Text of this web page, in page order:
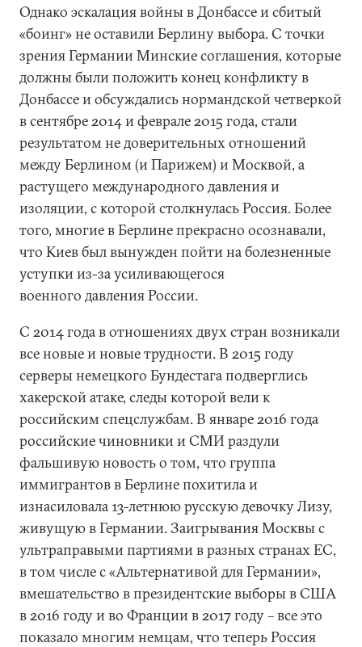
Однако эскалация войны в Донбассе и сбитый
«боинг» не оставили Берлину выбора. С точки
зрения Германии Минские соглашения, которые
должны были положить конец конфликту в
Донбассе и обсуждались нормандской четверкой
в сентябре 2014 и феврале 2015 года, стали
результатом не доверительных отношений
между Берлином (и Парижем) и Москвой, а
растущего международного давления и
изоляции, с которой столкнулась Россия. Более
того, многие в Берлине прекрасно осознавали,
что Киев был вынужден пойти на болезненные
уступки из-за усиливающегося
военного давления России.
С 2014 года в отношениях двух стран возникали
все новые и новые трудности. В 2015 году
серверы немецкого Бундестага подверглись
хакерской атаке, следы которой вели к
российским спецслужбам. В январе 2016 года
российские чиновники и СМИ раздули
фальшивую новость о том, что группа
иммигрантов в Берлине похитила и
изнасиловала 13-летнюю русскую девочку Лизу,
живущую в Германии. Заигрывания Москвы с
ультраправыми партиями в разных странах ЕС,
в том числе с «Альтернативой для Германии»,
вмешательство в президентские выборы в США
в 2016 году и во Франции в 2017 году – все это
показало многим немцам, что теперь Россия